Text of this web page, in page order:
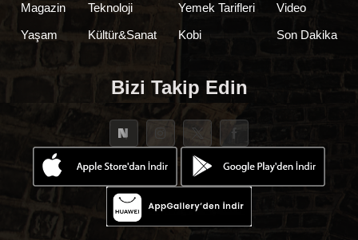
Magazin
Yaşam
Teknoloji
Kültür&Sanat
Yemek Tarifleri
Kobi
Video
Son Dakika
Bizi Takip Edin